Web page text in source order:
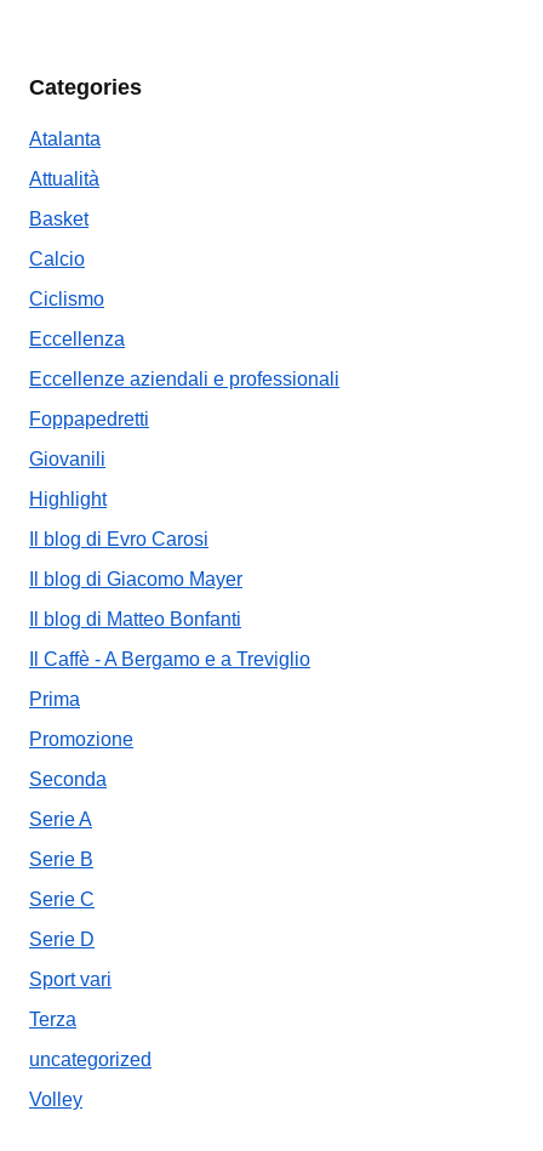
Categories
Atalanta
Attualità
Basket
Calcio
Ciclismo
Eccellenza
Eccellenze aziendali e professionali
Foppapedretti
Giovanili
Highlight
Il blog di Evro Carosi
Il blog di Giacomo Mayer
Il blog di Matteo Bonfanti
Il Caffè - A Bergamo e a Treviglio
Prima
Promozione
Seconda
Serie A
Serie B
Serie C
Serie D
Sport vari
Terza
uncategorized
Volley